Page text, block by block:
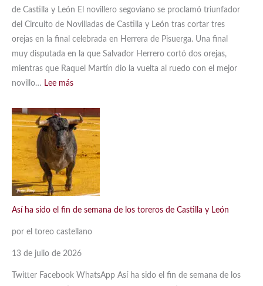
de Castilla y León El novillero segoviano se proclamó triunfador
del Circuito de Novilladas de Castilla y León tras cortar tres
orejas en la final celebrada en Herrera de Pisuerga. Una final
muy disputada en la que Salvador Herrero cortó dos orejas,
mientras que Raquel Martín dio la vuelta al ruedo con el mejor
novillo… Lee más:
Oliva
ganador
del
Circuito
de
Castilla
León
Así ha sido el fin de semana de los toreros de Castilla y León
por el toreo castellano
13 de julio de 2026
Twitter Facebook WhatsApp Así ha sido el fin de semana de los